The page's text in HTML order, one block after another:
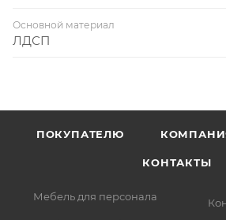
Основной материал
ЛДСП
ПОКУПАТЕЛЮ
КОНТАКТЫ
Мебель для персонала